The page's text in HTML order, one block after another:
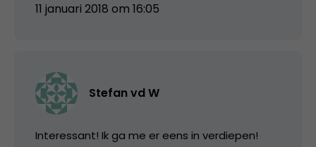
11 januari 2018 om 16:05
Stefan vd W
Interessant! Ik ga me er eens in verdiepen!